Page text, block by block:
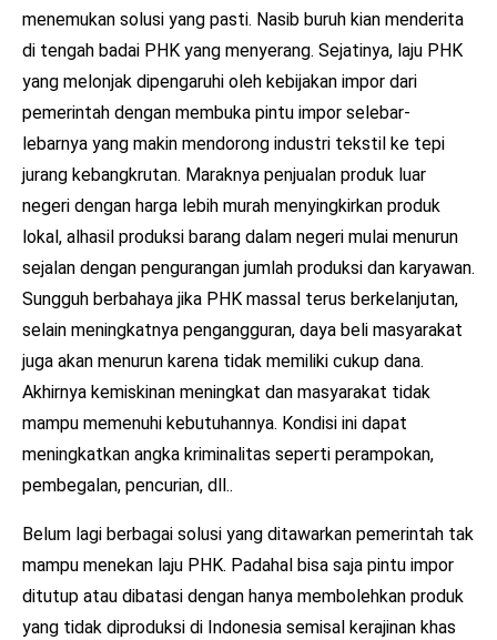
menemukan solusi yang pasti. Nasib buruh kian menderita
di tengah badai PHK yang menyerang. Sejatinya, laju PHK
yang melonjak dipengaruhi oleh kebijakan impor dari
pemerintah dengan membuka pintu impor selebar-
lebarnya yang makin mendorong industri tekstil ke tepi
jurang kebangkrutan. Maraknya penjualan produk luar
negeri dengan harga lebih murah menyingkirkan produk
lokal, alhasil produksi barang dalam negeri mulai menurun
sejalan dengan pengurangan jumlah produksi dan karyawan.
Sungguh berbahaya jika PHK massal terus berkelanjutan,
selain meningkatnya pengangguran, daya beli masyarakat
juga akan menurun karena tidak memiliki cukup dana.
Akhirnya kemiskinan meningkat dan masyarakat tidak
mampu memenuhi kebutuhannya. Kondisi ini dapat
meningkatkan angka kriminalitas seperti perampokan,
pembegalan, pencurian, dll..
Belum lagi berbagai solusi yang ditawarkan pemerintah tak
mampu menekan laju PHK. Padahal bisa saja pintu impor
ditutup atau dibatasi dengan hanya membolehkan produk
yang tidak diproduksi di Indonesia semisal kerajinan khas